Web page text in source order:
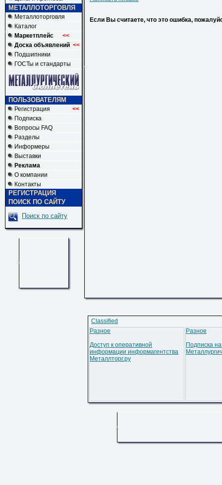
МЕТАЛЛОТОРГОВЛЯ
Металлоторговля
Каталог
Маркетплейс
<<
Доска объявлений <<
Подшипники
ГОСТы и стандарты
ПОЛЬЗОВАТЕЛЯМ
Регистрация <<
Подписка
Вопросы FAQ
Разделы
Информеры
Выставки
Реклама
О компании
Контакты
РЕГИСТРАЦИЯ
ПОИСК ПО САЙТУ
Поиск по сайту
Если Вы считаете, что это ошибка,
Classified
Разное
Доступ к оперативной
информации информагентства
Металлторг.ру
Разное
Подписка